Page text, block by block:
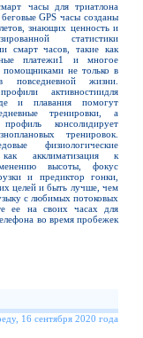
часы для триатлона
GPS часы созданы
знающих ценность и
статистики
смарт часов, такие как
платежи1 и многое
помощниками не только в
жизни.
активностиидля
и плавания помогут
тренировки, а
консолидирует
тренировок.
физиологические
акклиматизация к
высоты, фокус
и предиктор гонки,
целей и быть лучше, чем
с любимых потоковых
ее на своих часах для
во время пробежек
16 сентября 2020 года